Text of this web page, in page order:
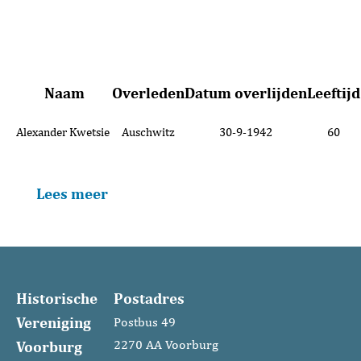
Naam OverledenDatum overlijdenLeeftijd
Alexander Kwetsie Auschwitz 30-9-1942 60
Lees meer
Historische
Vereniging
Voorburg
Postadres
Postbus 49
2270 AA Voorburg